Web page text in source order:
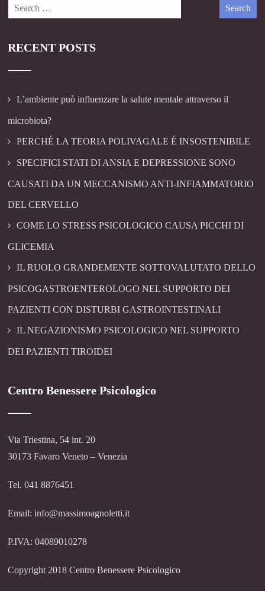
RECENT POSTS
L’ambiente può influenzare la salute mentale attraverso il
microbiota?
PERCHÉ LA TEORIA POLIVAGALE É INSOSTENIBILE
SPECIFICI STATI DI ANSIA E DEPRESSIONE SONO
CAUSATI DA UN MECCANISMO ANTI-INFIAMMATORIO
DEL CERVELLO
COME LO STRESS PSICOLOGICO CAUSA PICCHI DI
GLICEMIA
IL RUOLO GRANDEMENTE SOTTOVALUTATO DELLO
PSICOGASTROENTEROLOGO NEL SUPPORTO DEI
PAZIENTI CON DISTURBI GASTROINTESTINALI
IL NEGAZIONISMO PSICOLOGICO NEL SUPPORTO
DEI PAZIENTI TIROIDEI
Centro Benessere Psicologico
Via Triestina, 54 int. 20
30173 Favaro Veneto – Venezia
Tel. 041 8876451
Email: info@massimoagnoletti.it
P.IVA: 04089010278
Copyright 2018 Centro Benessere Psicologico